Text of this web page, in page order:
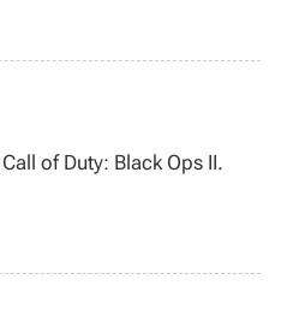
of Duty: Black Ops II.